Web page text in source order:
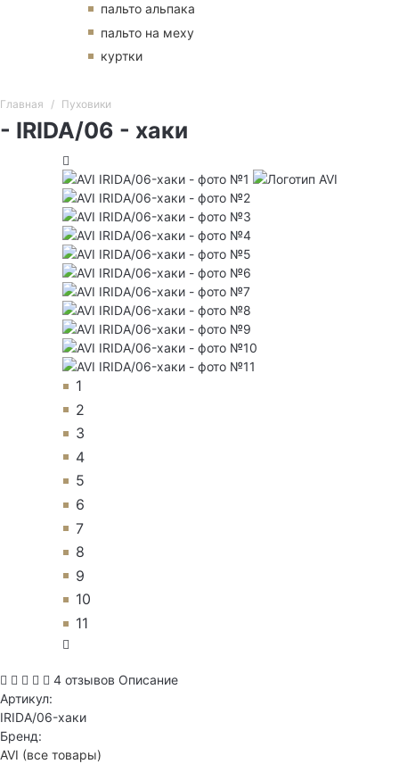
пальто альпака
пальто на меху
куртки
Главная Пуховики
- IRIDA/06 - хаки
1
2
3
4
5
6
7
8
9
10
11
4 отзывов Описание
Артикул:
IRIDA/06-хаки
Бренд:
AVI (все товары)